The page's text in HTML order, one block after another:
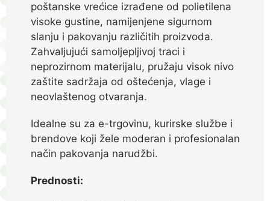
poštanske vrećice izrađene od polietilena
visoke gustine, namijenjene sigurnom
slanju i pakovanju različitih proizvoda.
Zahvaljujući samoljepljivoj traci i
neprozirnom materijalu, pružaju visok nivo
zaštite sadržaja od oštećenja, vlage i
neovlaštenog otvaranja.
Idealne su za e-trgovinu, kurirske službe i
brendove koji žele moderan i profesionalan
način pakovanja narudžbi.
Prednosti: